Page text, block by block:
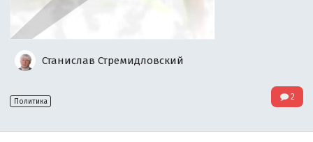
Станислав Стремидловский
Политика 2